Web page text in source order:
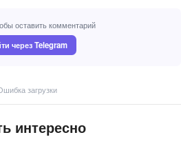
оставить комментарий
через Telegram
загрузки
интересно